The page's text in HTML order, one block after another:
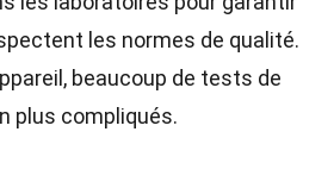
les normes de qualité.
beaucoup de tests de
plus compliqués.